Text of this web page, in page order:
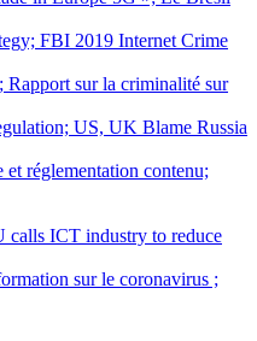
FBI 2019 Internet Crime
sur la criminalité sur
US, UK Blame Russia
réglementation contenu;
calls ICT industry to reduce
sur le coronavirus ;